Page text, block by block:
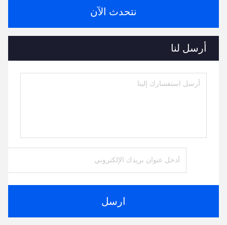
نتحدث الآن
أرسل لنا
ارسل